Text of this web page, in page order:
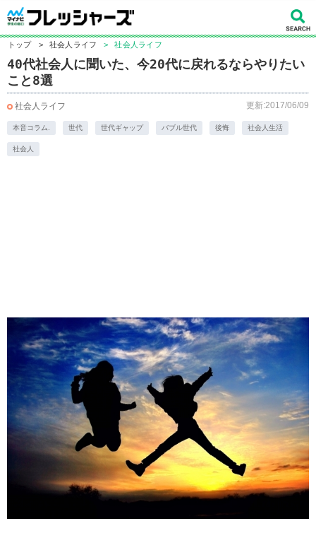
トップ > 社会人ライフ > 社会人ライフ
40代社会人に聞いた、今20代に戻れるならやりたい
こと8選
社会人ライフ 更新:2017/06/09
本音コラム. 世代 世代ギャップ バブル世代 後悔 社会人生活
社会人